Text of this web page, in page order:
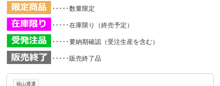
･････数量限定
･････在庫限り（終売予定）
･････要納期確認（受注生産を含む）
･････販売終了品
福山通運